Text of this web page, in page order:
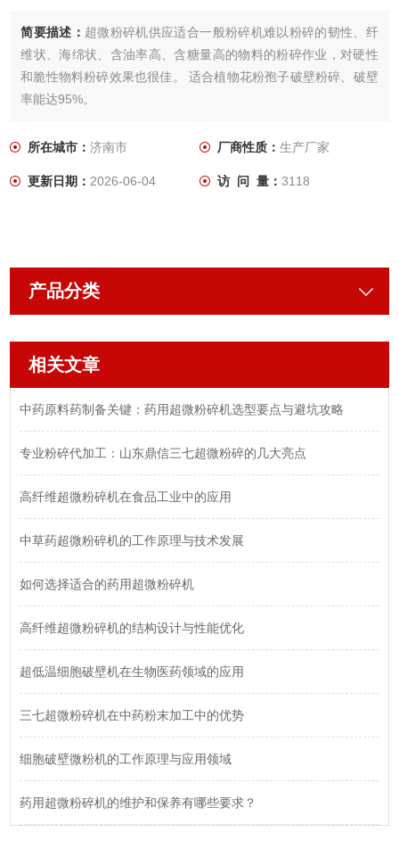
简要描述： 超微粉碎机供应适合一般粉碎机难以粉碎的韧性、纤
维状、海绵状、含油率高、含糖量高的物料的粉碎作业，对硬性
和脆性物料粉碎效果也很佳。 适合植物花粉孢子破壁粉碎、破壁
率能达95%。
所在城市：济南市 厂商性质： 生产厂家
更新日期：2026-06-04 访 问 量： 3118
产品分类
相关文章
中药原料药制备关键：药用超微粉碎机选型要点与避坑攻略
专业粉碎代加工：山东鼎信三七超微粉碎的几大亮点
高纤维超微粉碎机在食品工业中的应用
中草药超微粉碎机的工作原理与技术发展
如何选择适合的药用超微粉碎机
高纤维超微粉碎机的结构设计与性能优化
超低温细胞破壁机在生物医药领域的应用
三七超微粉碎机在中药粉末加工中的优势
细胞破壁微粉机的工作原理与应用领域
药用超微粉碎机的维护和保养有哪些要求？